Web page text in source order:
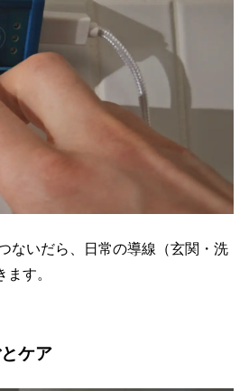
ないだら、日常の導線（玄関・洗
ます。
ケア